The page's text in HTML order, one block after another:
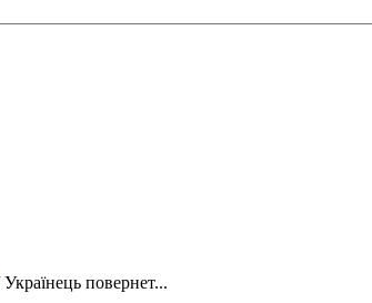
Українець повернет...